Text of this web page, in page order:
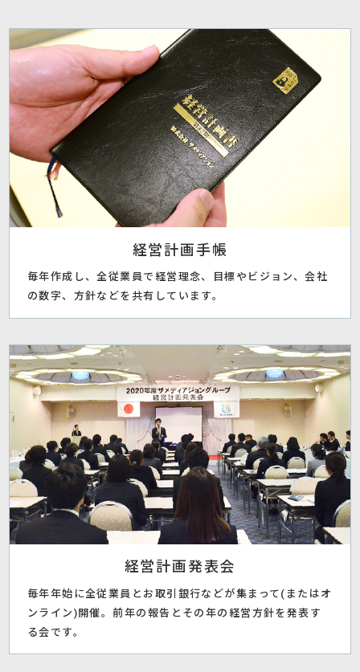
経営計画発表会
毎年年始に全従業員とお取引銀行などが集まって(またはオ
ンライン)開催。前年の報告とその年の経営方針を発表す
る会です。
経営計画手帳
毎年作成し、全従業員で経営理念、目標やビジョン、会社
の数字、方針などを共有しています。